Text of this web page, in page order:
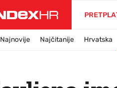
Najnovije Najčitanije Hrvatska